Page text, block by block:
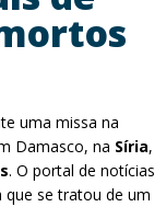
uma missa na
Damasco, na Síria,
. O portal de notícias
se tratou de um